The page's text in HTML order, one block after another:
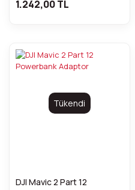
1.242,00 TL
Tükendi
DJI Mavic 2 Part 12